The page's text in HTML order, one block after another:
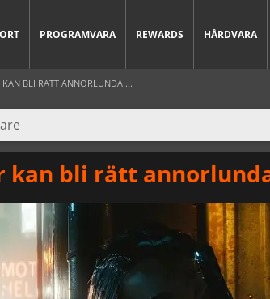
PROGRAMVARA REWARDS HÅRDVARA
BLI RÄTT ANNORLUNDA ...
kan bli rätt